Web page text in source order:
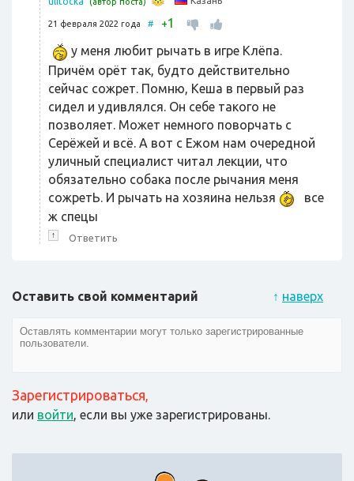
21 февраля 2022 года # +1
у меня любит рычать в игре Клёпа.
Причём орёт так, будто действительно
сейчас сожрет. Помню, Кеша в первый раз
сидел и удивлялся. Он себе такого не
позволяет. Может немного поворчать с
Серёжей и всё. А вот с Ежом нам очередной
уличный специалист читал лекции, что
обязательно собака после рычания меня
сожретЬ. И рычать на хозяина нельзя
все
ж спецы
↑ Ответить
↑ наверх
Оставить свой комментарий
Зарегистрироваться,
или войти, если вы уже зарегистрированы.